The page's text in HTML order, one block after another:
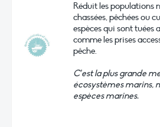
Réduit les populations
chassées, pêchées ou
espèces qui sont tuées
comme les prises
pêche.
C’est la plus grande
écosystèmes marins,
espèces marines.